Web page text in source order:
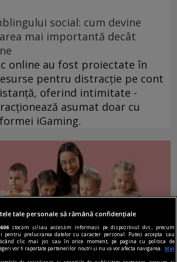
social: cum devine
mai importantă decât
online au fost proiectate în
pentru distracție pe cont
oferind intimitate -
asumat doar cu
iGaming.
tale personale să rămână confidențiale
606 stocăm și/sau accesăm informații pe dispozitivul dvs., precum
pentru prelucrarea datelor cu caracter personal. Puteți accepta sau
clic mai jos sau în orice moment, pe pagina cu politica de
vor fi raportate partenerilor noștri și nu vă vor afecta navigarea.
Mai